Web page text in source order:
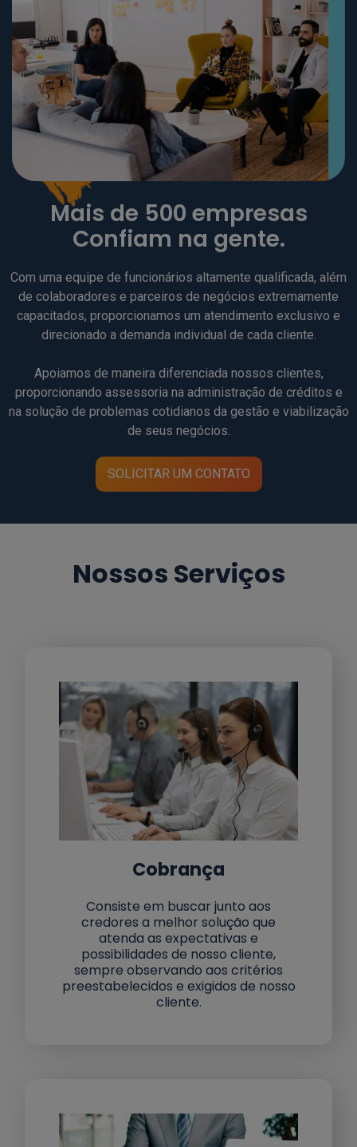
Mais de 500 empresas
Confiam na gente.
Com uma equipe de funcionários altamente qualificada, além
de colaboradores e parceiros de negócios extremamente
capacitados, proporcionamos um atendimento exclusivo e
direcionado a demanda individual de cada cliente.
Apoiamos de maneira diferenciada nossos clientes,
proporcionando assessoria na administração de créditos e
na solução de problemas cotidianos da gestão e viabilização
de seus negócios.
SOLICITAR UM CONTATO
Nossos Serviços
Cobrança
Consiste em buscar junto aos
credores a melhor solução que
atenda as expectativas e
possibilidades de nosso cliente,
sempre observando aos critérios
preestabelecidos e exigidos de nosso
cliente.